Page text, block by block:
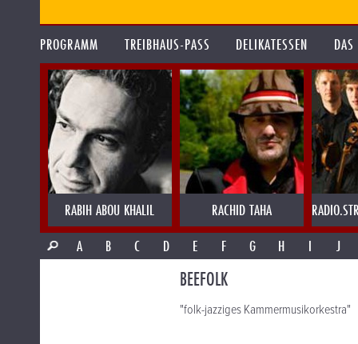
PROGRAMM TREIBHAUS-PASS DELIKATESSEN
RABIH ABOU KHALIL RACHID TAHA
A
B C D E F G H I J
BEEFOLK
"folk-jazziges Kammermusikorkestra"